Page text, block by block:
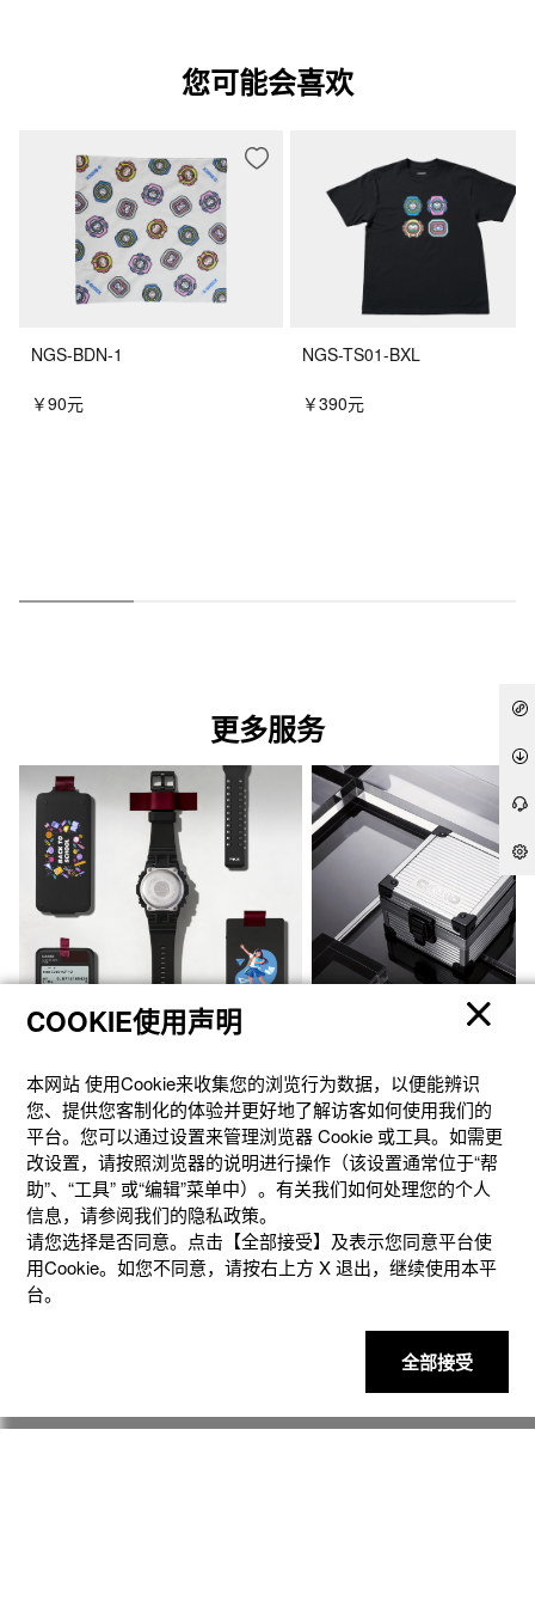
您可能会喜欢
NGS-BDN-1
￥90元
NGS-TS01-BXL
￥390元
更多服务
官方商城个性定制 礼想之选
COOKIE使用声明
本网站 使⽤Cookie来收集您的浏览⾏为数据，以便能辨识
您、提供您客制化的体验并更好地了解访客如何使⽤我们的
平台。您可以通过设置来管理浏览器 Cookie 或⼯具。如需更
改设置，请按照浏览器的说明进⾏操作（该设置通常位于“帮
助”、“⼯具” 或“编辑”菜单中）。有关我们如何处理您的个⼈
信息，请参阅我们的隐私政策。
请您选择是否同意。点击【全部接受】及表示您同意平台使
用Cookie。如您不同意，请按右上⽅ X 退出，继续使⽤本平
台。
全部接受